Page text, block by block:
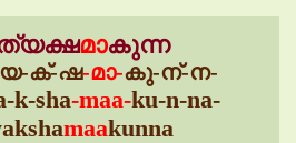
മാകുന്ന
ക്-ഷ-മാ-കു-ന്-ന-
k-sha-maa-ku-n-na-
maakunna